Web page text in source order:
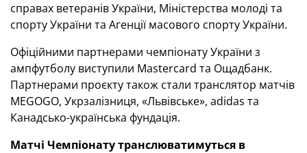
справах ветеранів України, Міністерства молоді та
спорту України та Агенції масового спорту України.
Офіційними партнерами чемпіонату України з
ампфутболу виступили Mastercard та Ощадбанк.
Партнерами проєкту також стали транслятор матчів
MEGOGO, Укрзалізниця, «Львівське», adidas та
Канадсько-українська фундація.
Матчі Чемпіонату транслюватимуться в